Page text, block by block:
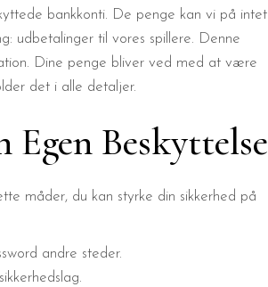
bankkonti. De penge kan vi på intet
udbetalinger til vores spillere. Denne
Dine penge bliver ved med at være
det i alle detaljer.
Beskyttelse
måder, du kan styrke din sikkerhed på
andre steder.